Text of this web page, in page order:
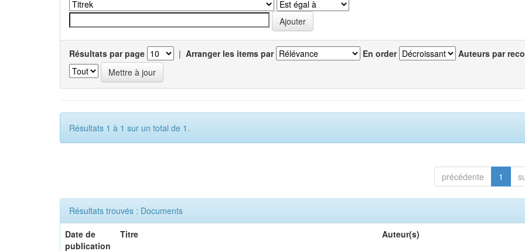
Résultats par page | Arranger les items par En order Auteurs par
Résultats 1 à 1 sur un total de 1.
précédente 1
Résultats trouvés : Documents
Date de
publication
Titre Auteur(s)